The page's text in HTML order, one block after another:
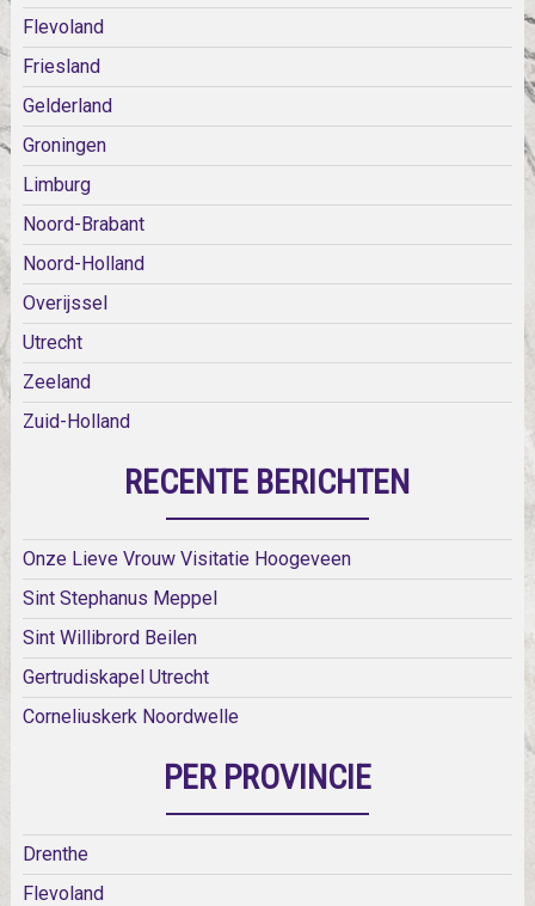
Flevoland
Friesland
Gelderland
Groningen
Limburg
Noord-Brabant
Noord-Holland
Overijssel
Utrecht
Zeeland
Zuid-Holland
RECENTE BERICHTEN
Onze Lieve Vrouw Visitatie Hoogeveen
Sint Stephanus Meppel
Sint Willibrord Beilen
Gertrudiskapel Utrecht
Corneliuskerk Noordwelle
PER PROVINCIE
Drenthe
Flevoland